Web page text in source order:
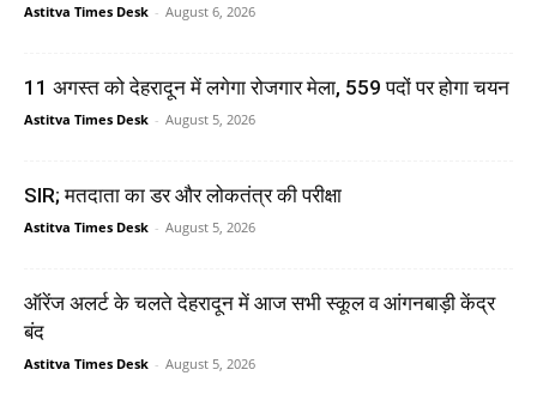
Astitva Times Desk - August 6, 2026
11 अगस्त को देहरादून में लगेगा रोजगार मेला, 559 पदों पर होगा चयन
Astitva Times Desk - August 5, 2026
SIR; मतदाता का डर और लोकतंत्र की परीक्षा
Astitva Times Desk - August 5, 2026
ऑरेंज अलर्ट के चलते देहरादून में आज सभी स्कूल व आंगनबाड़ी केंद्र
बंद
Astitva Times Desk - August 5, 2026